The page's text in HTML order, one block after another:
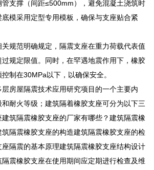
支撑（间距≤500mm），避免混凝土浇筑时
模采用定型专用模板，确保与支座贴合紧
规范明确规定，隔震支座在重力荷载代表值
规定限值。同时，在罕遇地震作用下，橡胶
制在30MPa以下，以确保安全。
房屋隔震技术应用研究项目的一个主要内
耐火等级；建筑隔着橡胶支座可分为以下三
筑隔震橡胶支座的厂家有哪些？建筑隔震橡
隔震橡胶支座的构造建筑隔震橡胶支座的检
隔震的基本原理建筑隔震橡胶支座结构设计
震橡胶支座在使用期间应定期进行检查及维